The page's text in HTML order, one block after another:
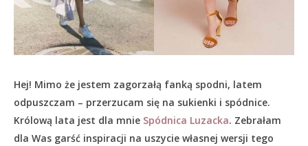
Hej! Mimo że jestem zagorzałą fanką spodni, latem
odpuszczam – przerzucam się na sukienki i spódnice.
Królową lata jest dla mnie Spódnica Luzacka. Zebrałam
dla Was garść inspiracji na uszycie własnej wersji tego